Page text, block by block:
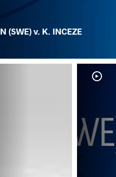
(SWE) v. K. INCEZE